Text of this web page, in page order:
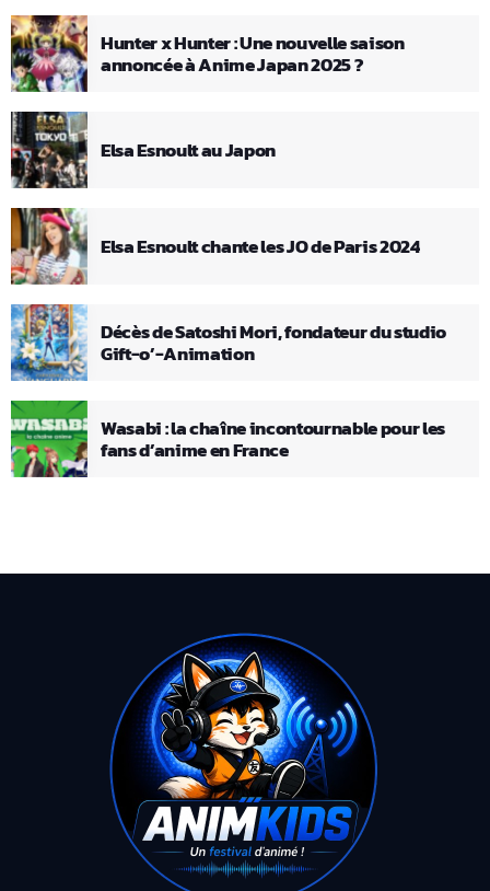
Hunter x Hunter : Une nouvelle saison
annoncée à Anime Japan 2025 ?
Elsa Esnoult au Japon
Elsa Esnoult chante les JO de Paris 2024
Décès de Satoshi Mori, fondateur du studio
Gift-o’-Animation
Wasabi : la chaîne incontournable pour les
fans d’anime en France